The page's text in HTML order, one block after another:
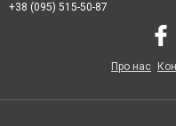
+38 (095) 515-50-87
Про нас